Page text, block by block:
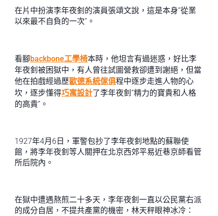
在片中扮演李年夜釗的演員張頌文說，這是本身“從業
以來最不自負的一次”。
看腳backbone工學椅本時，他坦言有過迷惑，好比李
年夜釗被困獄中，有人曾往試圖營救卻遭到謝絕，但當
他在拍戲經過歷歐德系統傢俱程中逐步走進人物的心
坎，逐步懂得巧寓設計了李年夜釗“精力的寶貴和人格
的高貴”。
1927年4月6日，軍警包抄了李年夜釗地點的蘇聯使
館，將李年夜釗等人關押在北京西郊平易近巷京師看管
所后院內。
在獄中遭遇熬煎二十多天，李年夜釗一直以公民黨右派
的成分自居，不提共產黨的機密，林天秤眼神冰冷：